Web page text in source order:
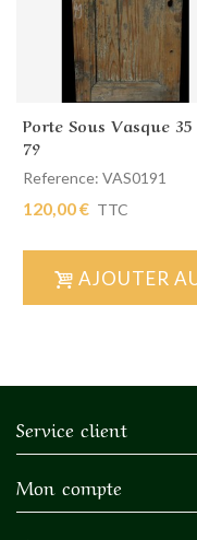
Porte Sous Vasque 35
79
Reference: VAS0191
120,00 € TTC
AJOUTER
Service client
Mon compte